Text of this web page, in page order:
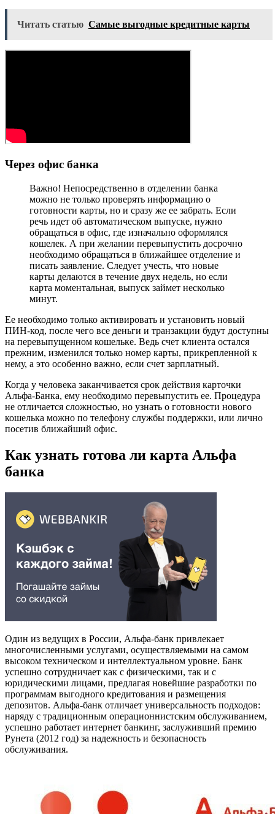
Читать статью Самые выгодные кредитные карты
Через офис банка
Важно! Непосредственно в отделении банка
можно не только проверять информацию о
готовности карты, но и сразу же ее забрать. Если
речь идет об автоматическом выпуске, нужно
обращаться в офис, где изначально оформлялся
кошелек. А при желании перевыпустить досрочно
необходимо обращаться в ближайшее отделение и
писать заявление. Следует учесть, что новые
карты делаются в течение двух недель, но если
карта моментальная, выпуск займет несколько
минут.
Ее необходимо только активировать и установить новый
ПИН-код, после чего все деньги и транзакции будут доступны
на перевыпущенном кошельке. Ведь счет клиента остался
прежним, изменился только номер карты, прикрепленной к
нему, а это особенно важно, если счет зарплатный.
Когда у человека заканчивается срок действия карточки
Альфа-Банка, ему необходимо перевыпустить ее. Процедура
не отличается сложностью, но узнать о готовности нового
кошелька можно по телефону службы поддержки, или лично
посетив ближайший офис.
Как узнать готова ли карта Альфа
банка
Один из ведущих в России, Альфа-банк привлекает
многочисленными услугами, осуществляемыми на самом
высоком техническом и интеллектуальном уровне. Банк
успешно сотрудничает как с физическими, так и с
юридическими лицами, предлагая новейшие разработки по
программам выгодного кредитования и размещения
депозитов. Альфа-банк отличает универсальность подходов:
наряду с традиционным операционнистским обслуживанием,
успешно работает интернет банкинг, заслуживший премию
Рунета (2012 год) за надежность и безопасность
обслуживания.